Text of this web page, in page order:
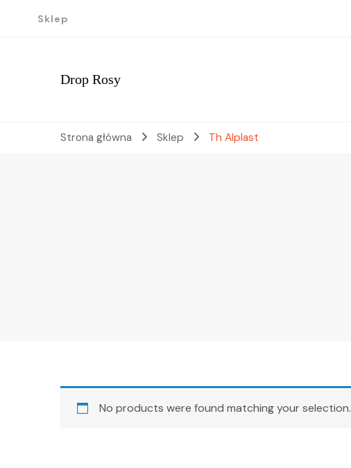
Sklep
Drop Rosy
Strona główna Sklep Th Alplast
No products were found matching your selection.